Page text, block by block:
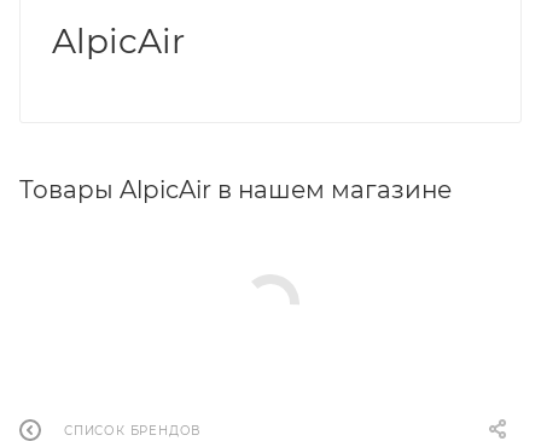
AlpicAir
Товары AlpicAir в нашем магазине
СПИСОК БРЕНДОВ